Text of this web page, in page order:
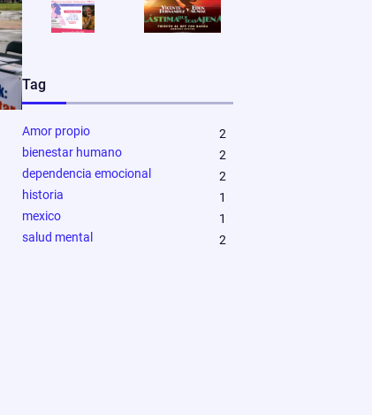
Tag
Amor propio
2
bienestar humano
2
dependencia emocional
2
historia
1
mexico
1
salud mental
2